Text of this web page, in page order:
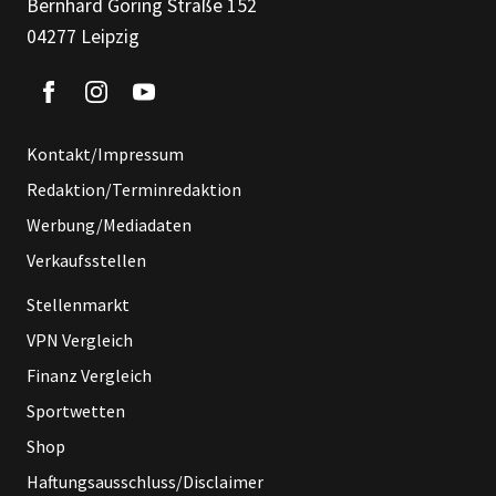
Bernhard Göring Straße 152
04277 Leipzig
Kontakt/Impressum
Redaktion/Terminredaktion
Werbung/Mediadaten
Verkaufsstellen
Stellenmarkt
VPN Vergleich
Finanz Vergleich
Sportwetten
Shop
Haftungsausschluss/Disclaimer